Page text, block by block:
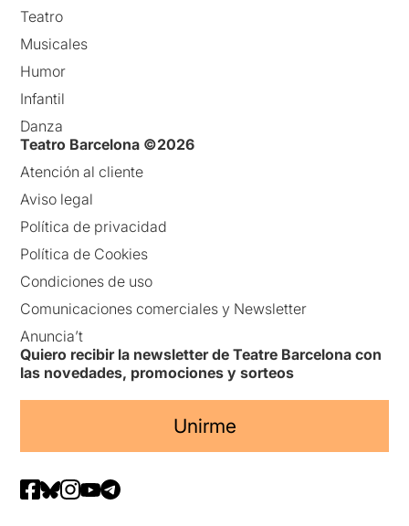
Teatro
Musicales
Humor
Infantil
Danza
Teatro Barcelona ©2026
Atención al cliente
Aviso legal
Política de privacidad
Política de Cookies
Condiciones de uso
Comunicaciones comerciales y Newsletter
Anuncia’t
Quiero recibir la newsletter de Teatre Barcelona con
las novedades, promociones y sorteos
Unirme